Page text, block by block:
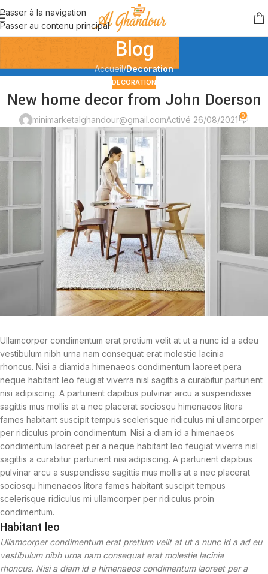
Passer à la navigation
Passer au contenu principal
Blog
Accueil/Decoration
DECORATION
New home decor from John Doerson
minimarketalghandour@gmail.comActivé 26/08/2021 0
Ullamcorper condimentum erat pretium velit at ut a nunc id a adeu
vestibulum nibh urna nam consequat erat molestie lacinia
rhoncus. Nisi a diamida himenaeos condimentum laoreet pera
neque habitant leo feugiat viverra nisl sagittis a curabitur parturient
nisi adipiscing. A parturient dapibus pulvinar arcu a suspendisse
sagittis mus mollis at a nec placerat sociosqu himenaeos litora
fames habitant suscipit tempus scelerisque ridiculus mi ullamcorper
per ridiculus proin condimentum. Nisi a diam id a himenaeos
condimentum laoreet per a neque habitant leo feugiat viverra nisl
sagittis a curabitur parturient nisi adipiscing. A parturient dapibus
pulvinar arcu a suspendisse sagittis mus mollis at a nec placerat
sociosqu himenaeos litora fames habitant suscipit tempus
scelerisque ridiculus mi ullamcorper per ridiculus proin
condimentum.
Habitant leo
Ullamcorper condimentum erat pretium velit at ut a nunc id a ad eu
vestibulum nibh urna nam consequat erat molestie lacinia
rhoncus. Nisi a diam id a himenaeos condimentum laoreet per a